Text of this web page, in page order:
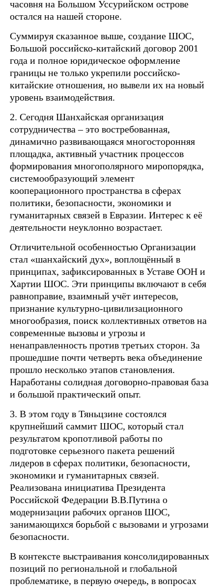
часовня на Большом Уссурийском острове
остался на нашей стороне.
Суммируя сказанное выше, создание ШОС,
Большой российско-китайский договор 2001
года и полное юридическое оформление
границы не только укрепили российско-
китайские отношения, но вывели их на новый
уровень взаимодействия.
2. Сегодня Шанхайская организация
сотрудничества – это востребованная,
динамично развивающаяся многосторонняя
площадка, активный участник процессов
формирования многополярного миропорядка,
системообразующий элемент
кооперационного пространства в сферах
политики, безопасности, экономики и
гуманитарных связей в Евразии. Интерес к её
деятельности неуклонно возрастает.
Отличительной особенностью Организации
стал «шанхайский дух», воплощённый в
принципах, зафиксированных в Уставе ООН и
Хартии ШОС. Эти принципы включают в себя
равноправие, взаимный учёт интересов,
признание культурно-цивилизационного
многообразия, поиск коллективных ответов на
современные вызовы и угрозы и
ненаправленность против третьих сторон. За
прошедшие почти четверть века объединение
прошло несколько этапов становления.
Наработаны солидная договорно-правовая база
и большой практический опыт.
3. В этом году в Тяньцзине состоялся
крупнейший саммит ШОС, который стал
результатом кропотливой работы по
подготовке серьезного пакета решений
лидеров в сферах политики, безопасности,
экономики и гуманитарных связей.
Реализована инициатива Президента
Российской Федерации В.В.Путина о
модернизации рабочих органов ШОС,
занимающихся борьбой с вызовами и угрозами
безопасности.
В контексте выстраивания консолидированных
позиций по региональной и глобальной
проблематике, в первую очередь, в вопросах